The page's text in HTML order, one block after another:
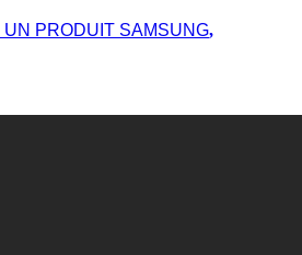
UN PRODUIT SAMSUNG,